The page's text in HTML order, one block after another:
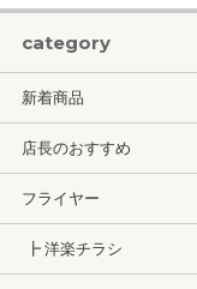
category
新着商品
店長のおすすめ
フライヤー
┣ 洋楽チラシ